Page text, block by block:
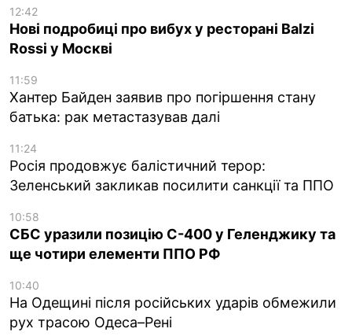
12:42
Нові подробиці про вибух у ресторані Balzi
Rossi у Москві
11:59
Хантер Байден заявив про погіршення стану
батька: рак метастазував далі
11:24
Росія продовжує балістичний терор:
Зеленський закликав посилити санкції та ППО
10:58
СБС уразили позицію С-400 у Геленджику та
ще чотири елементи ППО РФ
10:40
На Одещині після російських ударів обмежили
рух трасою Одеса–Рені